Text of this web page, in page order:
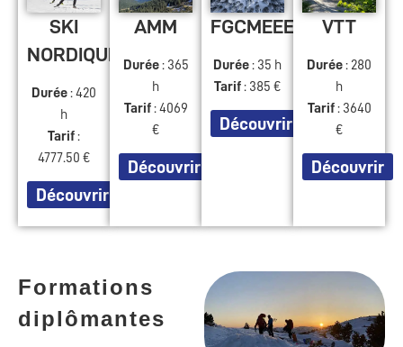
SKI
NORDIQUE
Durée: 420
h
Tarif:
4777.50 €
Découvrir
AMM
Durée: 365
h
Tarif: 4069
€
Découvrir
FGCMEEESM
Durée: 35 h
Tarif: 385 €
Découvrir
VTT
Durée: 280
h
Tarif: 3640
€
Découvrir
Formations
diplômantes